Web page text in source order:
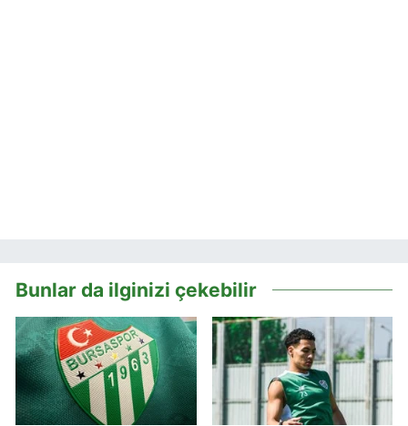
Bunlar da ilginizi çekebilir